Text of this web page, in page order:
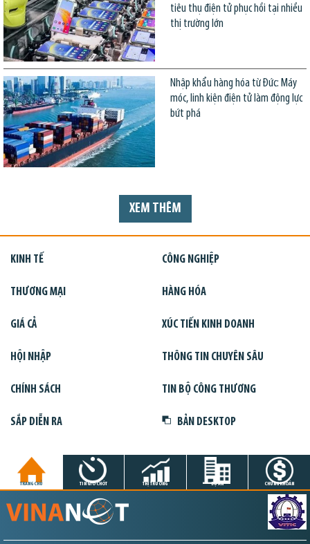
tiêu thụ điện tử phục hồi tại nhiều
thị trường lớn
Nhập khẩu hàng hóa từ Đức: Máy
móc, linh kiện điện tử làm động lực
bứt phá
XEM THÊM
KINH TẾ CÔNG NGHIỆP
THƯƠNG MẠI HÀNG HÓA
GIÁ CẢ XÚC TIẾN KINH DOANH
HỘI NHẬP THÔNG TIN CHUYÊN SÂU
CHÍNH SÁCH TIN BỘ CÔNG THƯƠNG
SẮP DIỄN RA BẢN DESKTOP
TRANG CHỦ TIN GIỜ CHÓT THỊ TRƯỜNG DỰ ÁN CHỨNG KHOÁN